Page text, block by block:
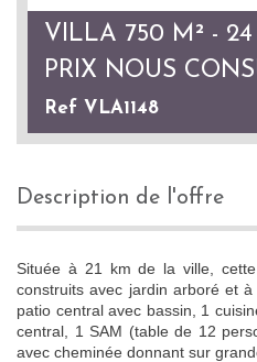
VILLA 750 M² - 24
PRIX NOUS
Ref VLA1148
description de l'offre
Située à 21 km de la ville,
construits avec jardin arboré et
patio central avec bassin, 1
central, 1 SAM (table de 12
avec cheminée donnant sur